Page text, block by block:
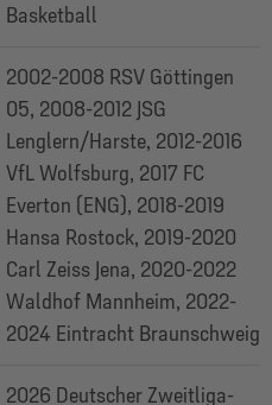
Basketball
2002-2008 RSV Göttingen
05, 2008-2012 JSG
Lenglern/Harste, 2012-2016
VfL Wolfsburg, 2017 FC
Everton (ENG), 2018-2019
Hansa Rostock, 2019-2020
Carl Zeiss Jena, 2020-2022
Waldhof Mannheim, 2022-
2024 Eintracht Braunschweig
2026 Deutscher Zweitliga-